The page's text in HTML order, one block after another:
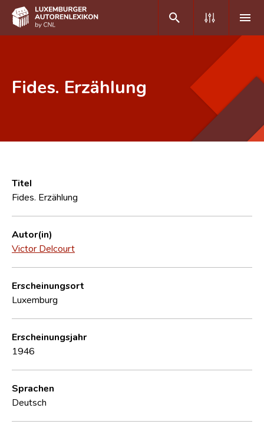
Häufige Fragen und Antworten
CNL
Forschungsgruppe
Kontakt
Fides. Erzählung
Titel
Fides. Erzählung
Autor(in)
Victor Delcourt
Erscheinungsort
Luxemburg
Erscheinungsjahr
1946
Sprachen
Deutsch